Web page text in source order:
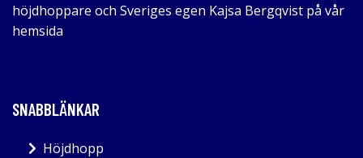
höjdhoppare och Sveriges egen Kajsa Bergqvist på vår
hemsida
SNABBLÄNKAR
Höjdhopp